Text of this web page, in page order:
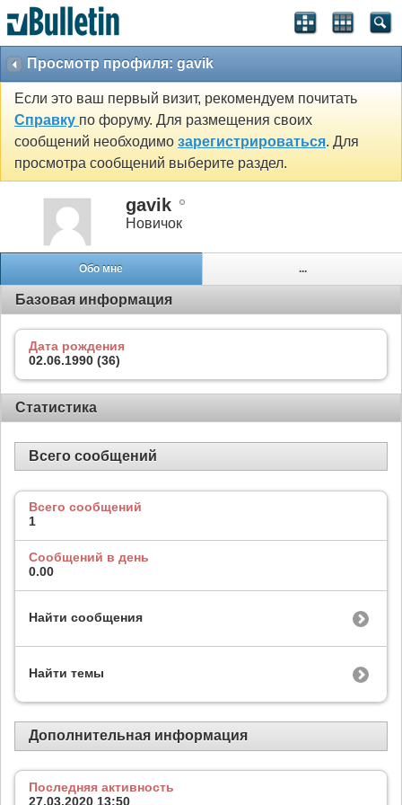
Просмотр профиля: gavik
Если это ваш первый визит, рекомендуем почитать
Справку по форуму. Для размещения своих
сообщений необходимо зарегистрироваться. Для
просмотра сообщений выберите раздел.
gavik
Новичок
Обо мне ...
Базовая информация
Дата рождения
02.06.1990 (36)
Статистика
Всего сообщений
Всего сообщений
1
Сообщений в день
0.00
Найти сообщения
Найти темы
Дополнительная информация
Последняя активность
27.03.2020 13:50